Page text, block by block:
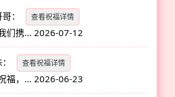
哥： 查看祝福详情
们携... 2026-07-12
： 查看祝福详情
福，... 2026-06-23